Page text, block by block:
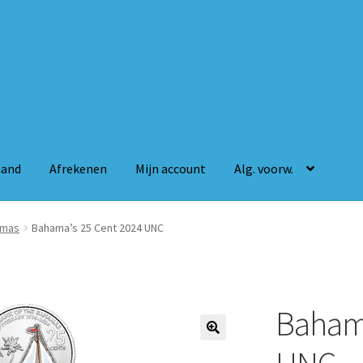
Afrekenen Mijn account Alg. voorw.
Mijn account Alg. voorw.
Bahama’s 25 Cent 2024 UNC